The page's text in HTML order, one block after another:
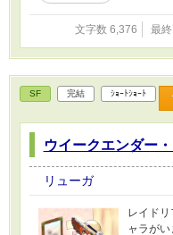
文字数 6,376 最
SF 完結 ｼｮｰﾄｼｮｰﾄ
ウイークエンダー
リューガ
レイド
ャラが